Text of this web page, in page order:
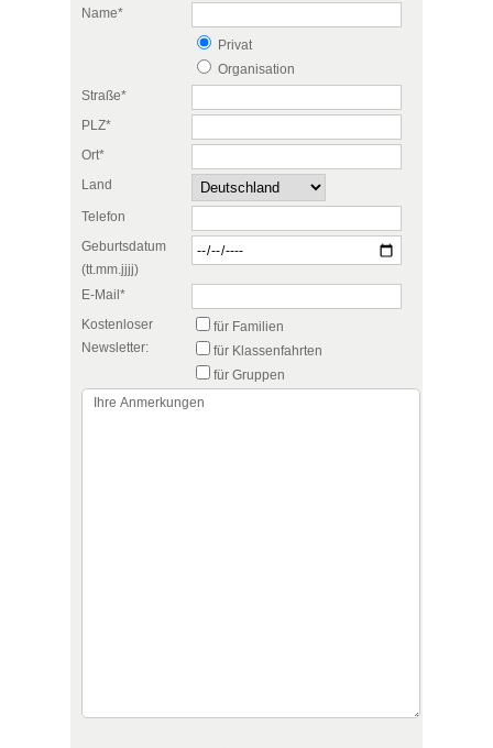
Name*
Privat
Organisation
Straße*
PLZ*
Ort*
Land
Telefon
Geburtsdatum
(tt.mm.jjjj)
E-Mail*
Kostenloser
Newsletter:
für Familien
für Klassenfahrten
für Gruppen